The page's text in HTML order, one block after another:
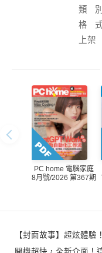
社：
類
格
上架
PC home 電腦家庭
8月號/2026 第367期
【封面故事】超炫體驗